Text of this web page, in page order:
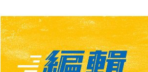
壓填幾次，土石密度高就載的多；別家車
鬆，很快就滿了，每輛車載重量可差到1
元，就有2百至4百元價差，利潤不小。縣
的包商以「不符成本」為由，要求業者額
福利，許多業者換算認為有利可圖多願配